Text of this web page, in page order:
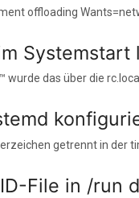
offloading
wurde das über die
getrennt in der
File in /run